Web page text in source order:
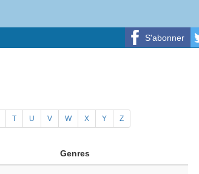
S'abonner
T U V W X Y Z
Genres